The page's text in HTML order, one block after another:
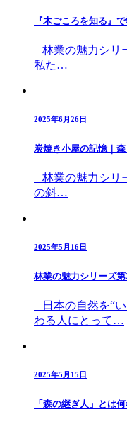
『木ごころを知る』
林業の魅力シリ
私た…
2025年6月26日
炭焼き小屋の記憶｜
林業の魅力シリ
の斜…
2025年5月16日
林業の魅力シリーズ
日本の自然を“
わる人にとって…
2025年5月15日
「森の継ぎ人」とは